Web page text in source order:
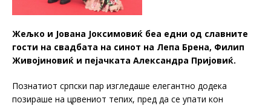
Жељко и Јована Јоксимовиќ беа едни од славните
гости на свадбата на синот на Лепа Брена, Филип
Живојиновиќ и пејачката Александра Пријовиќ.
Познатиот српски пар изгледаше елегантно додека
позираше на црвениот тепих, пред да се упати кон